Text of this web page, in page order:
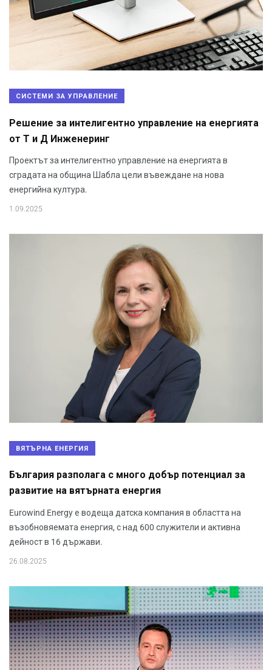
СИСТЕМИ ЗА УПРАВЛЕНИЕ
Решение за интелигентно управление на енергията
от Т и Д Инженеринг
Проектът за интелигентно управление на енергията в
сградата на община Шабла цели въвеждане на нова
енергийна култура.
1.09.2025
ВЯТЪРНА ЕНЕРГИЯ
България разполага с много добър потенциал за
развитие на вятърната енергия
Eurowind Energy е водеща датска компания в областта на
възобновяемата енергия, с над 600 служители и активна
дейност в 16 държави.
26.08.2025